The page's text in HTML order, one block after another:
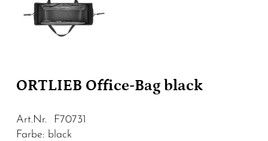
ORTLIEB Office-Bag black
Art.Nr. F70731
Farbe: black